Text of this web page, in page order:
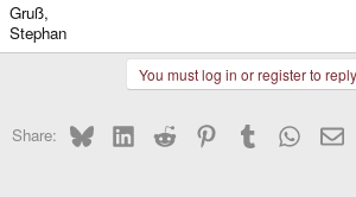
Gruß,
Stephan
You must log in or register to
Share: BlueskyLinkedInReddit PinterestTumblr